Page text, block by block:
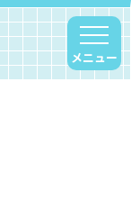
メニュー